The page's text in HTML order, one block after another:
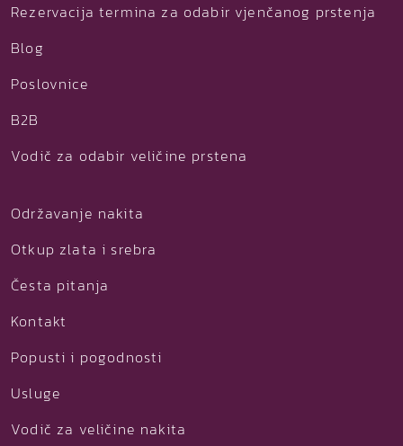
Rezervacija termina za odabir vjenčanog prstenja
Blog
Poslovnice
B2B
Vodič za odabir veličine prstena
Održavanje nakita
Otkup zlata i srebra
Česta pitanja
Kontakt
Popusti i pogodnosti
Usluge
Vodič za veličine nakita